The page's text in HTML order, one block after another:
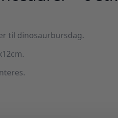
til dinosaurbursdag.